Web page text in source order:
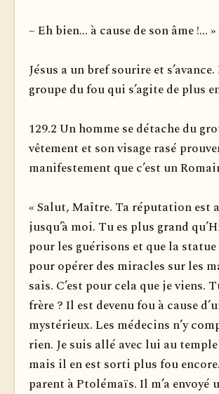
– Eh bien... à cause de son âme !... »
Jésus a un bref sourire et
groupe du fou qui s’agite de plus
129.2 Un homme se détache du
vêtement et son visage rasé
manifestement que c’est un
« Salut, Maître. Ta réputation est
jusqu’à moi. Tu es plus grand
pour les guérisons et que la statue
pour opérer des miracles sur les
sais. C’est pour cela que je viens.
frère ? Il est devenu fou à cause
mystérieux. Les médecins n’y
rien. Je suis allé avec lui au temple
mais il en est sorti plus fou
parent à Ptolémaïs. Il m’a envoyé